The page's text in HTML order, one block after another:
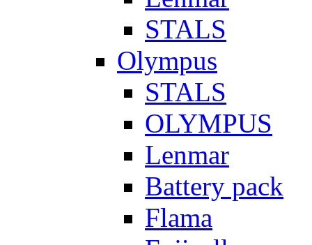
STALS
Olympus
STALS
OLYMPUS
Lenmar
Battery pack
Flama